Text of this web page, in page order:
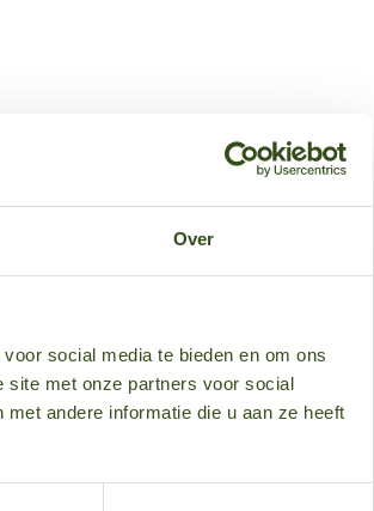
Over
social media te bieden en om ons
site met onze partners voor social
andere informatie die u aan ze heeft